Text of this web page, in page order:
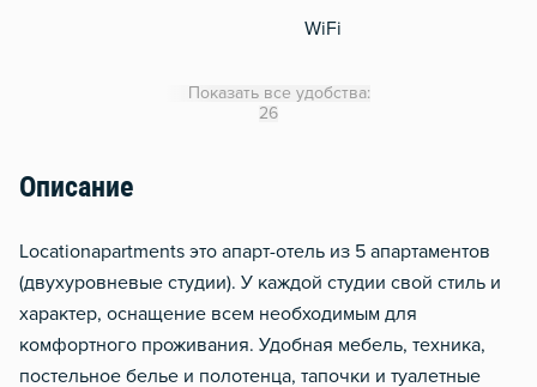
WiFi
Металлическая дверь
Показать все удобства:
26
Описание
Locationapartments это апарт-отель из 5 апартаментов
(двухуровневые студии). У каждой студии свой стиль и
характер, оснащение всем необходимым для
комфортного проживания. Удобная мебель, техника,
постельное белье и полотенца, тапочки и туалетные